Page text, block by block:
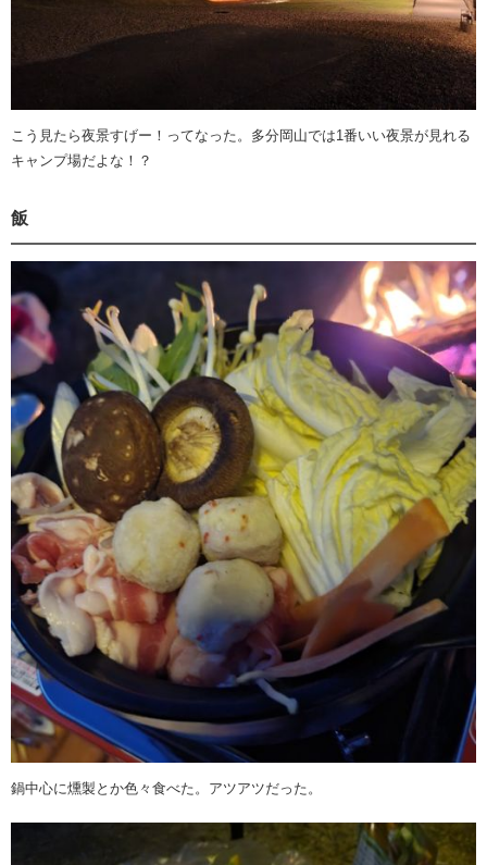
こう見たら夜景すげー！ってなった。多分岡山では1番いい夜景が見れる
キャンプ場だよな！？
飯
鍋中心に燻製とか色々食べた。アツアツだった。